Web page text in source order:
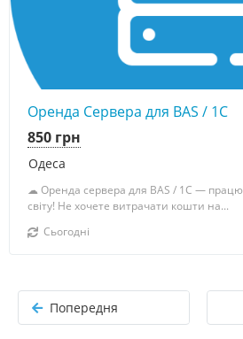
Оренда Сервера для BAS / 1C
Одеса
850 грн
☁ Оренда сервера для BAS / 1C —
світу! Не хочете витрачати кошти на...
Сьогодні
Попередня